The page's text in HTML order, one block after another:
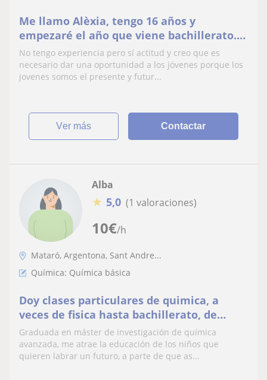
Me llamo Alèxia, tengo 16 años y
empezaré el año que viene bachillerato.
Soy estudiante, deportista de alto nivel de
baloncesto. Me definiría como
responsable y autoexigente. Me gusta el
No tengo experiencia pero sí actitud y creo que es
necesario dar una oportunidad a los jóvenes porque los
jovenes somos el presente y futur...
ver más Contactar
10€/h
Alba
★ 5,0 (1 valoraciones)
Mataró, Argentona, Sant Andre...
Química: Química básica
Doy clases particulares de quimica, a
veces de fisica hasta bachillerato, de
matematicas
Graduada en máster de investigación de química
avanzada, me atrae la educación de los niños que
quieren labrar un futuro, a parte de que as...